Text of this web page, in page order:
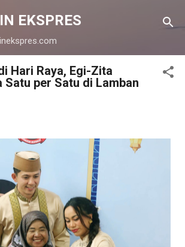
ke konten utama
EKSPRES
Hari Raya, Egi-Zita
Satu per Satu di Lamban